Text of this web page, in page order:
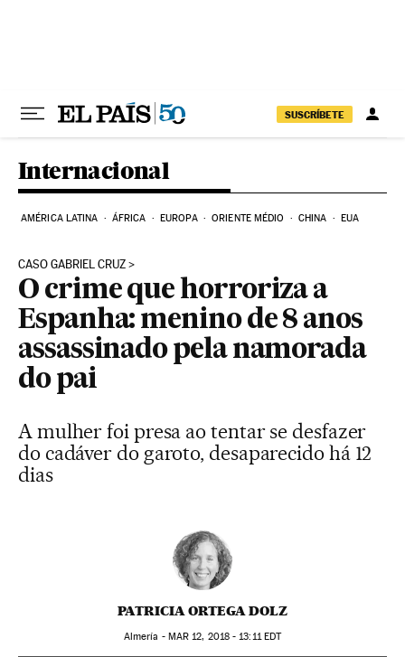
SUSCRÍBETE
Internacional
AMÉRICA LATINA ÁFRICA EUROPA ORIENTE MÉDIO CHINA EUA
CASO GABRIEL CRUZ
O crime que horroriza a
Espanha: menino de 8 anos
assassinado pela namorada
do pai
A mulher foi presa ao tentar se desfazer
do cadáver do garoto, desaparecido há 12
dias
PATRICIA ORTEGA DOLZ
Almería - MAR 12, 2018 - 13:11EDT